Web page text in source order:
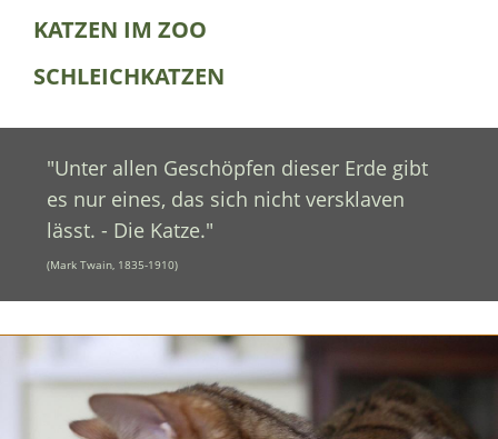
KATZEN IM ZOO
SCHLEICHKATZEN
"Unter allen Geschöpfen dieser Erde gibt
es nur eines, das sich nicht versklaven
lässt. - Die Katze."
(Mark Twain, 1835-1910)